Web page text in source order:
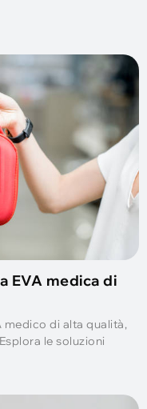
EVA medica di
medico di alta qualità,
le soluzioni